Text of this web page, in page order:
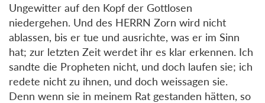
Ungewitter auf den Kopf der Gottlosen
niedergehen. Und des HERRN Zorn wird nicht
ablassen, bis er tue und ausrichte, was er im Sinn
hat; zur letzten Zeit werdet ihr es klar erkennen. Ich
sandte die Propheten nicht, und doch laufen sie; ich
redete nicht zu ihnen, und doch weissagen sie.
Denn wenn sie in meinem Rat gestanden hätten, so